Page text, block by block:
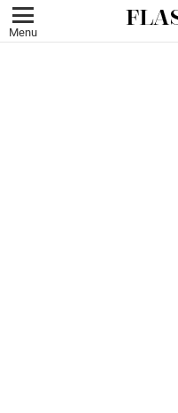
Menu